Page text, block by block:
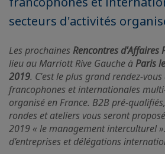
secteurs d'activités
Les prochaines Rencontres d'Affaires
lieu au Marriott Rive Gauche àParis
2019. C'est le plus grand rendez-
francophones et internationales
organisé en France. B2B pré-
rondes et ateliers vous seront
2019 « le management interculturel
d’entreprises et délégations